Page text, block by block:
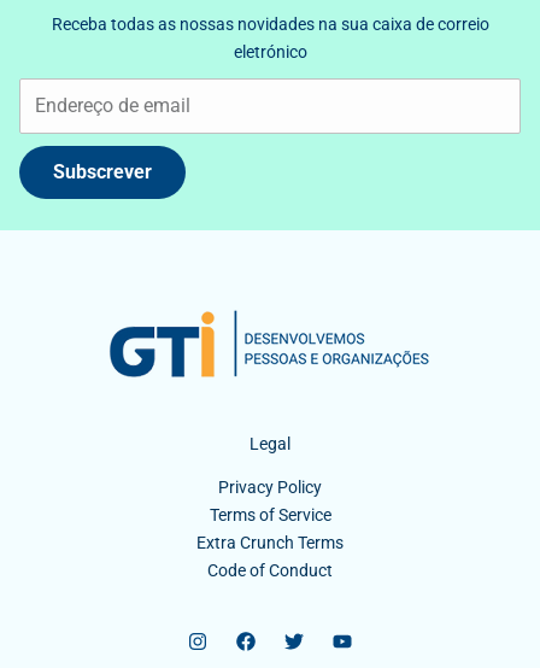
Receba todas as nossas novidades na sua caixa de correio
eletrónico
Subscrever
Legal
Privacy Policy
Terms of Service
Extra Crunch Terms
Code of Conduct